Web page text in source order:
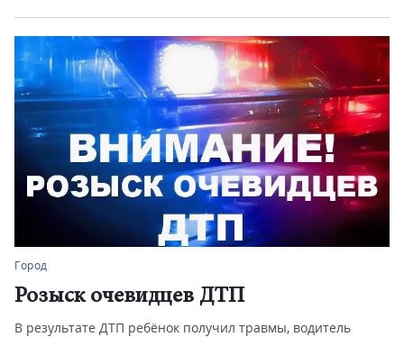
Город
Розыск очевидцев ДТП
В результате ДТП ребёнок получил травмы, водитель